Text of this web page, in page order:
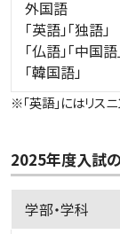
外国語
「英語」「独語」
「仏語」「中国語
「韓国語」
※「英語」にはリスニ
2025年度入試
学部・学